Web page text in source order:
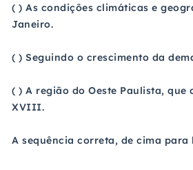
( ) As condições climáticas e
Janeiro.
( ) Seguindo o crescimento da
( ) A região do Oeste Paulista,
XVIII.
A sequência correta, de cima para